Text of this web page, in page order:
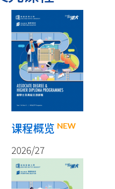
课程概览 NEW
2026/27